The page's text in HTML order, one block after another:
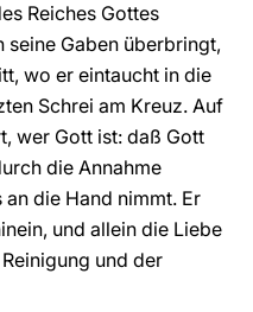
Reiches Gottes
seine Gaben überbringt,
wo er eintaucht in die
Schrei am Kreuz. Auf
wer Gott ist: daß Gott
die Annahme
die Hand nimmt. Er
und allein die Liebe
und der